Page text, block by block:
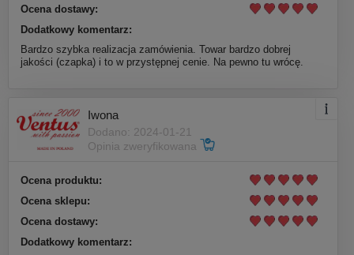
Ocena dostawy:
Dodatkowy komentarz:
Bardzo szybka realizacja zamówienia. Towar bardzo dobrej
jakości (czapka) i to w przystępnej cenie. Na pewno tu wrócę.
Iwona
Dodano: 2024-01-21
Opinia zweryfikowana
Ocena produktu:
Ocena sklepu:
Ocena dostawy:
Dodatkowy komentarz: